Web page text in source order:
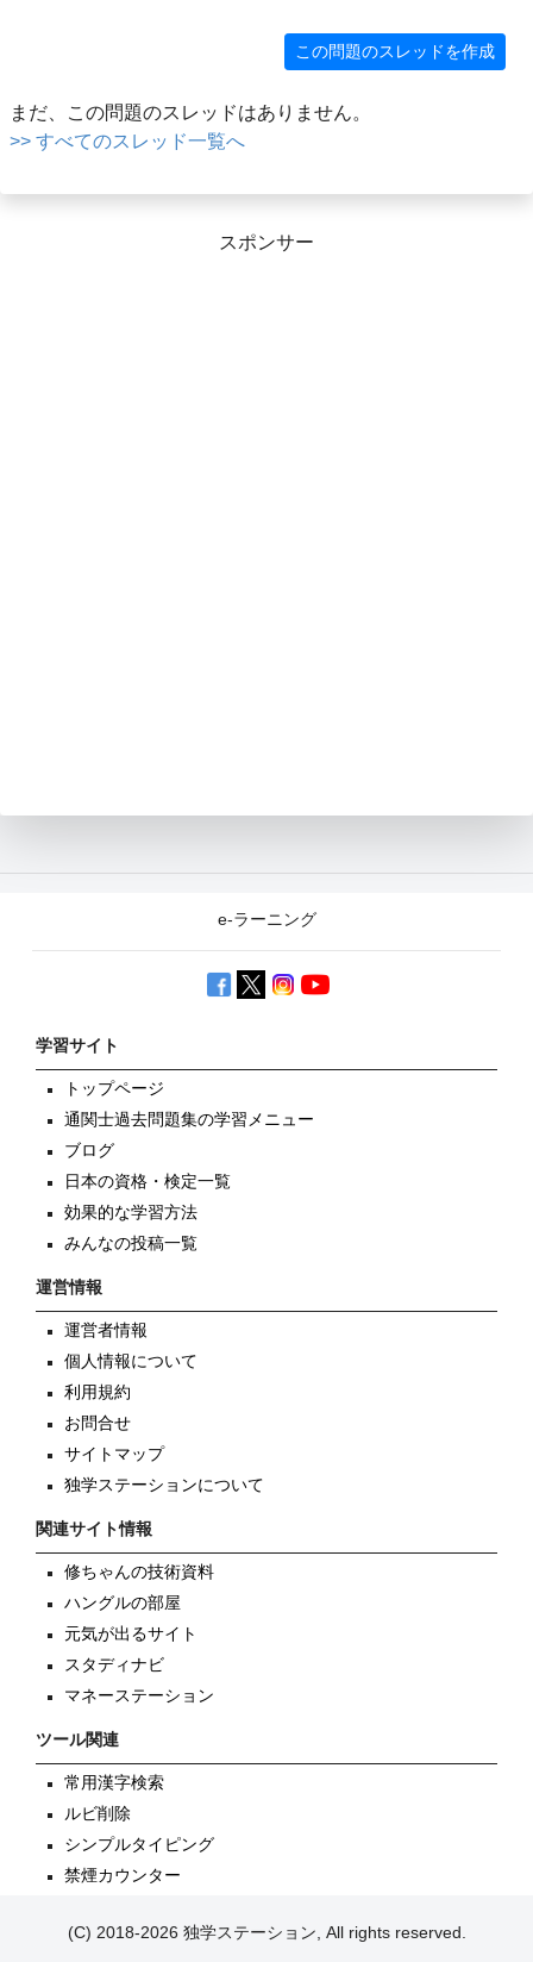
この問題のスレッドを作成
まだ、この問題のスレッドはありません。
>> すべてのスレッド一覧へ
スポンサー
e-ラーニング
学習サイト
トップページ
通関士過去問題集の学習メニュー
ブログ
日本の資格・検定一覧
効果的な学習方法
みんなの投稿一覧
運営情報
運営者情報
個人情報について
利用規約
お問合せ
サイトマップ
独学ステーションについて
関連サイト情報
修ちゃんの技術資料
ハングルの部屋
元気が出るサイト
スタディナビ
マネーステーション
ツール関連
常用漢字検索
ルビ削除
シンプルタイピング
禁煙カウンター
(C) 2018-2026 独学ステーション, All rights reserved.